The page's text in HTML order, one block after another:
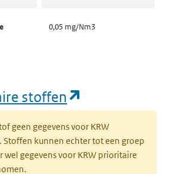
0,05 mg/Nm3
stoffen
geen gegevens voor KRW
kunnen echter tot een groep
wel gegevens voor KRW prioritaire